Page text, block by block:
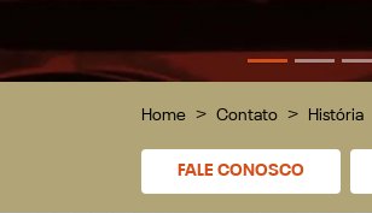
Home Contato História
FALE CONOSCO